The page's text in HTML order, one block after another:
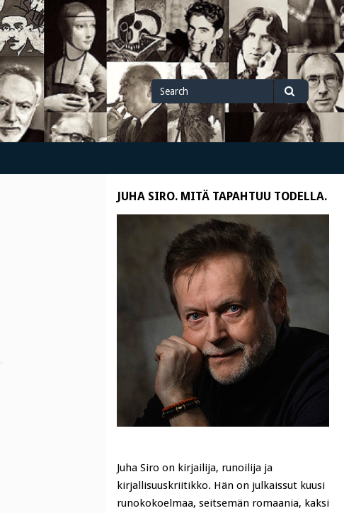
Search
for
Search
JUHA SIRO. MITÄ TAPAHTUU TODELLA.
Juha Siro on kirjailija, runoilija ja
kirjallisuuskriitikko. Hän on julkaissut kuusi
runokokoelmaa, seitsemän romaania, kaksi